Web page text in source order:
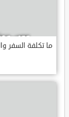
ما تكلفة السفر